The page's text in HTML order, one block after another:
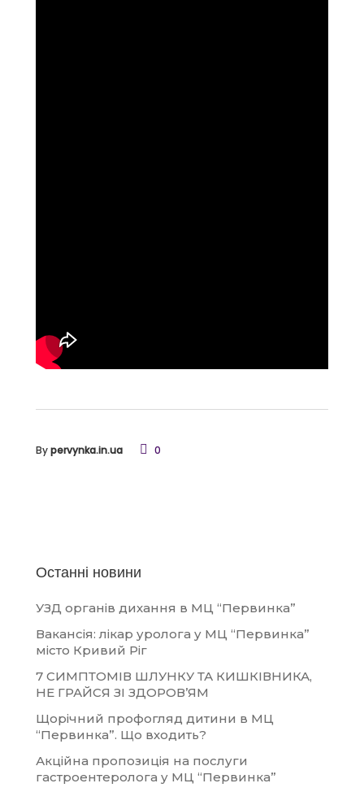
Bypervynka.in.ua 0
Останні новини
УЗД органів дихання в МЦ “Первинка”
Вакансія: лікар уролога у МЦ “Первинка”
місто Кривий Ріг
7 СИМПТОМІВ ШЛУНКУ ТА КИШКІВНИКА,
НЕ ГРАЙСЯ ЗІ ЗДОРОВ’ЯМ
Щорічний профогляд дитини в МЦ
“Первинка”. Що входить?
Акційна пропозиція на послуги
гастроентеролога у МЦ “Первинка”